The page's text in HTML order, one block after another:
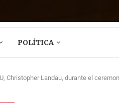
POLÍTICA
Christopher Landau, durante el